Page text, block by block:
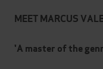
MEET MARCUS
'A master of the